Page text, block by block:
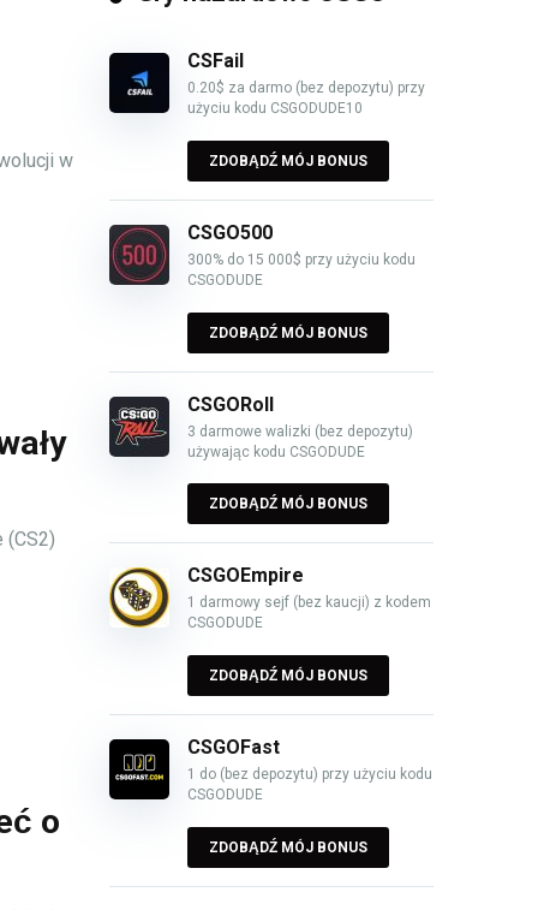
w
(CS2)
o
CSFail
0.20$ za darmo (bez depozytu) przy
użyciu kodu CSGODUDE10
ZDOBĄDŹ MÓJ BONUS
CSGO500
300% do 15 000$ przy użyciu kodu
CSGODUDE
ZDOBĄDŹ MÓJ BONUS
CSGORoll
3 darmowe walizki (bez depozytu)
używając kodu CSGODUDE
ZDOBĄDŹ MÓJ BONUS
CSGOEmpire
1 darmowy sejf (bez kaucji) z kodem
CSGODUDE
ZDOBĄDŹ MÓJ BONUS
CSGOFast
1 do (bez depozytu) przy użyciu kodu
CSGODUDE
ZDOBĄDŹ MÓJ BONUS